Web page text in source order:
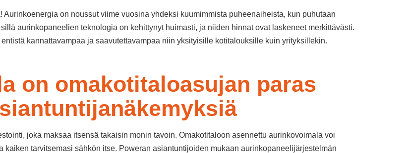
on noussut viime vuosina yhdeksi kuumimmista puheenaiheista, kun puhutaan
aurinkopaneelien teknologia on kehittynyt huimasti, ja niiden hinnat ovat laskeneet merkittävästi.
kannattavampaa ja saavutettavampaa niin yksityisille kotitalouksille kuin yrityksillekin.
on omakotitaloasujan paras
joka maksaa itsensä takaisin monin tavoin. Omakotitaloon asennettu aurinkovoimala voi
tarvitsemasi sähkön itse. Poweran asiantuntijoiden mukaan aurinkopaneelijärjestelmän